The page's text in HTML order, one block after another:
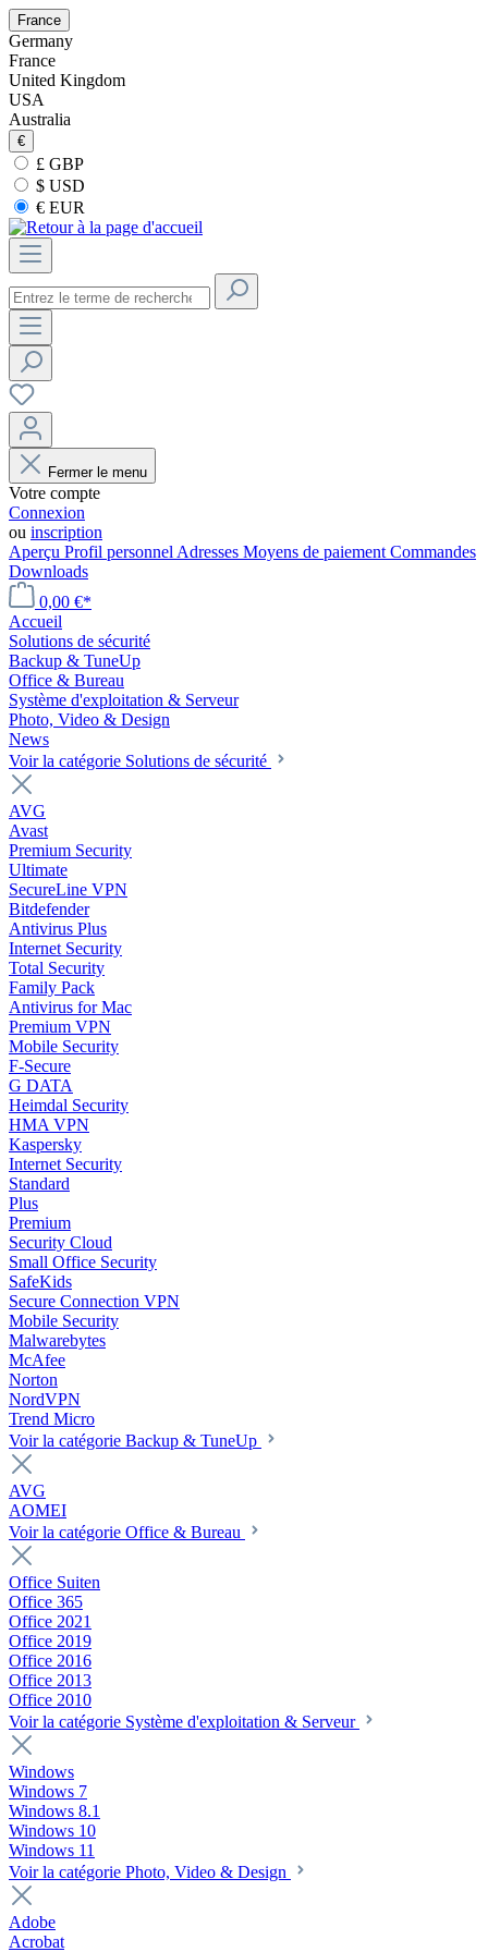
France
Germany
France
United Kingdom
USA
Australia
€
£ GBP
$ USD
€ EUR
Fermer le menu
Votre compte
Connexion
ou inscription
Aperçu Profil personnel Adresses Moyens de paiement Commandes
Downloads
0,00 €*
Accueil
Solutions de sécurité
Backup & TuneUp
Office & Bureau
Système d'exploitation & Serveur
Photo, Video & Design
News
Voir la catégorie Solutions de sécurité
AVG
Avast
Premium Security
Ultimate
SecureLine VPN
Bitdefender
Antivirus Plus
Internet Security
Total Security
Family Pack
Antivirus for Mac
Premium VPN
Mobile Security
F-Secure
G DATA
Heimdal Security
HMA VPN
Kaspersky
Internet Security
Standard
Plus
Premium
Security Cloud
Small Office Security
SafeKids
Secure Connection VPN
Mobile Security
Malwarebytes
McAfee
Norton
NordVPN
Trend Micro
Voir la catégorie Backup & TuneUp
AVG
AOMEI
Voir la catégorie Office & Bureau
Office Suiten
Office 365
Office 2021
Office 2019
Office 2016
Office 2013
Office 2010
Voir la catégorie Système d'exploitation & Serveur
Windows
Windows 7
Windows 8.1
Windows 10
Windows 11
Voir la catégorie Photo, Video & Design
Adobe
Acrobat